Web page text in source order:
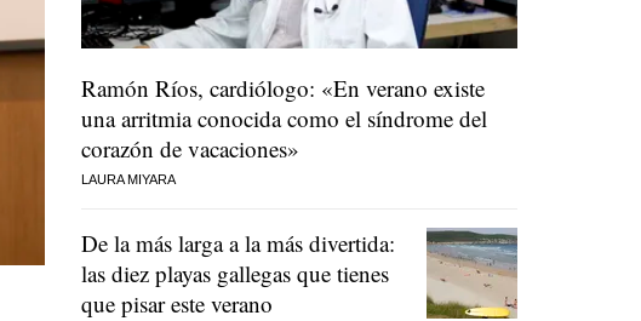
Ramón Ríos, cardiólogo: «En verano existe
una arritmia conocida como el síndrome del
corazón de vacaciones»
LAURA MIYARA
De la más larga a la más divertida:
las diez playas gallegas que tienes
que pisar este verano